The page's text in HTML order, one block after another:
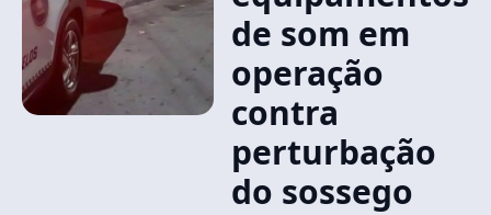
de som em
operação
contra
perturbação
do sossego